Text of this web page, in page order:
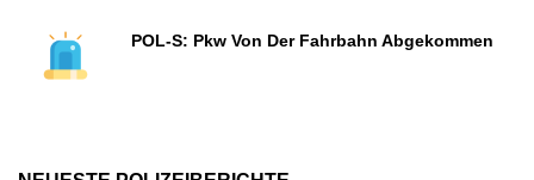
POL-S: Pkw Von Der Fahrbahn Abgekommen